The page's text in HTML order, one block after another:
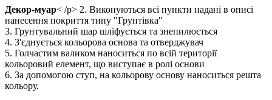
Декор-муар< /p> 2. Виконуються всі пункти надані в описі
нанесення покриття типу "Грунтівка"
3. Грунтувальний шар шліфується та знепилюється
4. З'єднується кольорова основа та отверджувач
5. Голчастим валиком наноситься по всій території
кольоровий елемент, що виступає в ролі основи
6. За допомогою ступ, на кольорову основу наноситься решта
кольору.